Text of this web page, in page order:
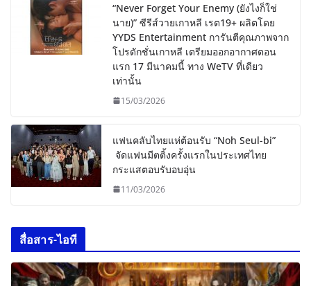
“Never Forget Your Enemy (ยังไงก็ใช่
นาย)” ซีรีส์วายเกาหลี เรต19+ ผลิตโดย
YYDS Entertainment การันตีคุณภาพจาก
โปรดักชั่นเกาหลี เตรียมออกอากาศตอน
แรก 17 มีนาคมนี้ ทาง WeTV ที่เดียว
เท่านั้น
15/03/2026
แฟนคลับไทยแห่ต้อนรับ “Noh Seul-bi”
จัดแฟนมีตติ้งครั้งแรกในประเทศไทย
กระแสตอบรับอบอุ่น
11/03/2026
สื่อสาร-ไอที